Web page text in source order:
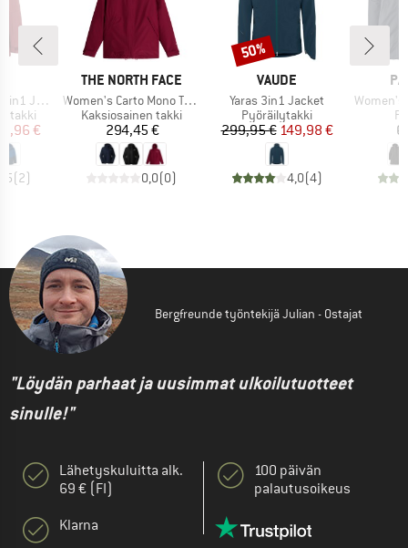
III
takki
hinta
€
(2)
MERKKI
THE NORTH FACE
Tuote
Women's Carto Mono Triclimate Hooded Jacket
Tuoteryhmä
Kaksiosainen takki
Hinta
294,45 €
0,0(0)
MERKKI
VAUDE
Tuote
Yaras 3in1 Jacket
Tuoteryhmä
Pyöräilytakki
Hinta
299,95 €Alennettu hinta
149,98 €
4,0(4)
Alennus
50%
Tuote
Women's
Bergfreunde työntekijä Julian - Ostajat
"Löydän parhaat ja uusimmat ulkoilutuotteet
sinulle!"
Lähetyskuluitta alk.
69 € (FI)
Klarna
100 päivän
palautusoikeus